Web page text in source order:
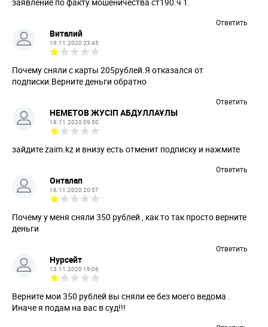
Ответить
Виталий
19.11.2020 23:45
Почему сняли с карты 205рублей.Я отказался от
подписки.Верните деньги обратно
Ответить
НЕМЕТОВ ЖУСІП АБДУЛЛАҰЛЫ
18.11.2020 09:50
зайдите zaim.kz и внизу есть отменит подписку и нажмите
Ответить
Онталап
16.11.2020 20:57
Почему у меня сняли 350 рублей , как то так просто верните
деньги
Ответить
Нурсейт
13.11.2020 19:06
Верните мои 350 рублей вы сняли ее без моего ведома .
Иначе я подам на вас в суд!!!